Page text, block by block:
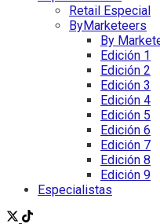
Retail Especial
ByMarketeers
By
Edición 1
Edición 2
Edición 3
Edición 4
Edición 5
Edición 6
Edición 7
Edición 8
Edición 9
Especialistas